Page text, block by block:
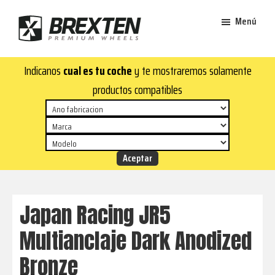
contenido
principal
de
página
Brexten
aluminio
premium
¡En
Brexten.com
encontrarás
aluminio
top!
estilo
para
tu
Menú
Indicanos cual es tu cochey te mostraremos solamente
productos compatibles
Japan Racing JR5
Multianclaje Dark Anodized
Bronze